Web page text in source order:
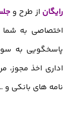
رایگان از طرح و
اختصاصی به شما
پاسخگویی به
اداری اخذ مجوز،
نامه های بانکی و